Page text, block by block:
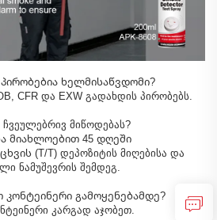
ხელმისაწვდომი?
CFR და EXW გადახდის პირობებს.
ჩვეულებრივ მიწოდებას?
მიახლოებით 45 დღეში
(T/T) დეპოზიტის მიღებისა და
ნამუშევრის შემდეგ.
კონტეინერი გამოყენებამდე?
კარგად აჯობეთ.